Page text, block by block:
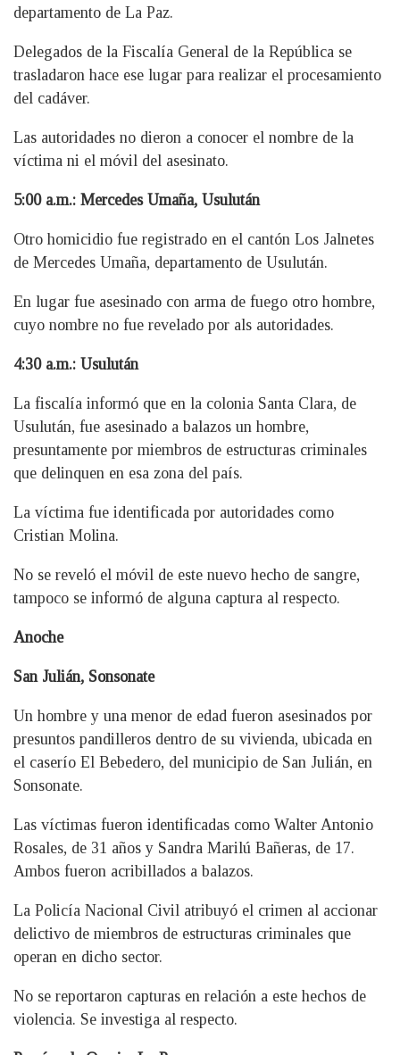
departamento de La Paz.
Delegados de la Fiscalía General de la República se
trasladaron hace ese lugar para realizar el procesamiento
del cadáver.
Las autoridades no dieron a conocer el nombre de la
víctima ni el móvil del asesinato.
5:00 a.m.: Mercedes Umaña, Usulután
Otro homicidio fue registrado en el cantón Los Jalnetes
de Mercedes Umaña, departamento de Usulután.
En lugar fue asesinado con arma de fuego otro hombre,
cuyo nombre no fue revelado por als autoridades.
4:30 a.m.: Usulután
La fiscalía informó que en la colonia Santa Clara, de
Usulután, fue asesinado a balazos un hombre,
presuntamente por miembros de estructuras criminales
que delinquen en esa zona del país.
La víctima fue identificada por autoridades como
Cristian Molina.
No se reveló el móvil de este nuevo hecho de sangre,
tampoco se informó de alguna captura al respecto.
Anoche
San Julián, Sonsonate
Un hombre y una menor de edad fueron asesinados por
presuntos pandilleros dentro de su vivienda, ubicada en
el caserío El Bebedero, del municipio de San Julián, en
Sonsonate.
Las víctimas fueron identificadas como Walter Antonio
Rosales, de 31 años y Sandra Marilú Bañeras, de 17.
Ambos fueron acribillados a balazos.
La Policía Nacional Civil atribuyó el crimen al accionar
delictivo de miembros de estructuras criminales que
operan en dicho sector.
No se reportaron capturas en relación a este hechos de
violencia. Se investiga al respecto.